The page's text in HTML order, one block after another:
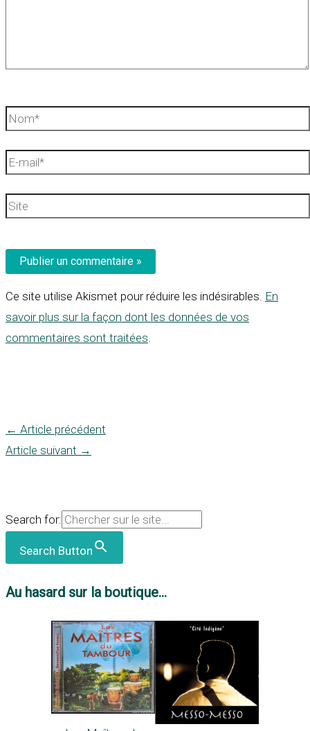
Nom*
E-
Site
Ce site utilise Akismet pour réduire les indésirables. En
savoir plus sur la façon dont les données de vos
commentaires sont traitées
← Article précédent
Article suivant →
Search for:
Search Button
Au hasard sur la boutique...